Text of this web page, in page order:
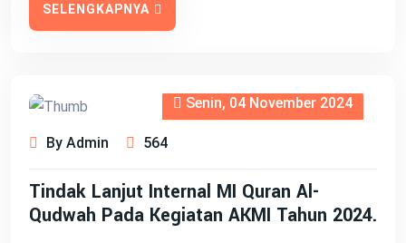
SELENGKAPNYA
Senin, 04 November 2024
By Admin 564
Tindak Lanjut Internal MI Quran Al-
Qudwah Pada Kegiatan AKMI Tahun 2024.